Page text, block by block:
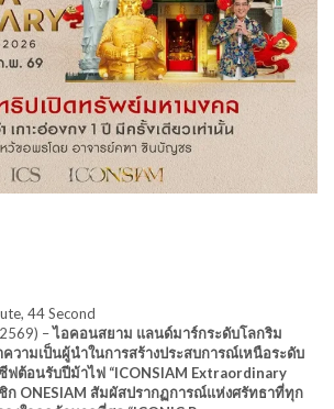
44 Second
–ไอคอนสยาม แลนด์มาร์กระดับโลกริม
วามเป็นผู้นำในการสร้างประสบการณ์เหนือระดับ
ต้อนรับปีม้าไฟ “ICONSIAM Extraordinary
ก ONESIAM สัมผัสปรากฏการณ์แห่งศรัทธาที่ทุก